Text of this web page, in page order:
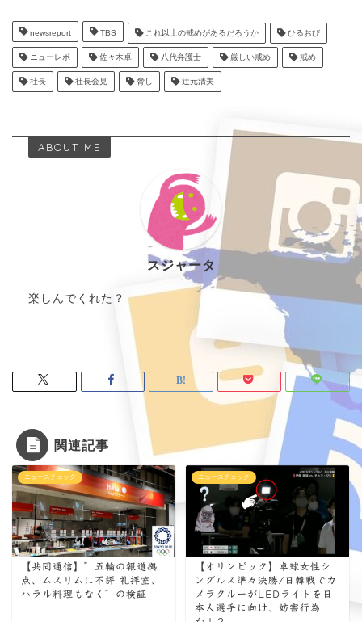
newsreport TBS これ以上の戒めがあるだろうか ひるおび
ニューレポ 佐々木卓 八代弁護士 厳しい戒め 戒め
社長 社長会見 脅し 辻元清美
ABOUT ME
スジャータ
楽しんでくれた？
関連記事
ニュースチェック
【共同通信】”五輪の報道拠
点、ムスリムに不評 礼拝室、
ハラル料理もなく”の検証
ニュースチェック
【オリンピック】卓球女性シ
ングルス準々決勝/日韓戦でカ
メラクルーがLEDライトを日
本人選手に向け、妨害行為